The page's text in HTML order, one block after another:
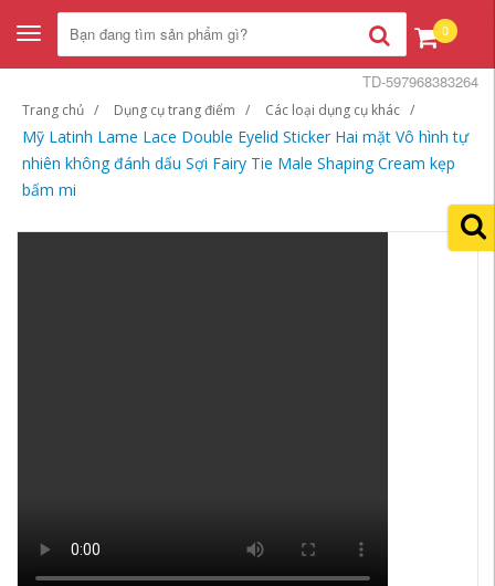
Toggle
navigation
0
Trang chủ Dụng cụ trang điểm Các loại dụng cụ khác
Mỹ Latinh Lame Lace Double Eyelid Sticker Hai mặt Vô hình tự
nhiên không đánh dấu Sợi Fairy Tie Male Shaping Cream kẹp
bấm mi
TD-597968383264